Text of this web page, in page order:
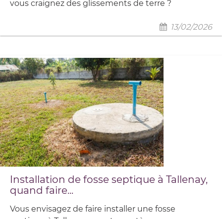
vous craignez des glissements de terre ?
13/02/2026
Installation de fosse septique à Tallenay,
quand faire...
Vous envisagez de faire installer une fosse